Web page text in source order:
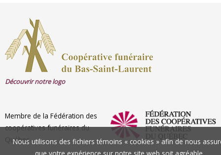
Nous utilisons des fichiers témoins « cookies » afin de nous
Découvrir notre logo
Membre de la Fédération des
coopératives funéraires du
Québec